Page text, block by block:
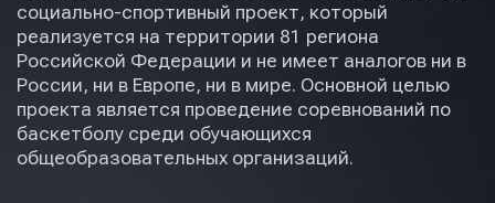
социально-спортивный проект, который
реализуется на территории 81 региона
Российской Федерации и не имеет аналогов ни в
России, ни в Европе, ни в мире. Основной целью
проекта является проведение соревнований по
баскетболу среди обучающихся
общеобразовательных организаций.